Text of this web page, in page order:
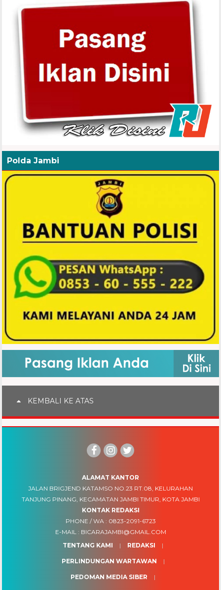
Polda Jambi
KEMBALI KE ATAS
ALAMAT KANTOR
JALAN BRIGJEND KATAMSO NO.23 RT.08, KELURAHAN
TANJUNG PINANG, KECAMATAN JAMBI TIMUR, KOTA JAMBI
KONTAK REDAKSI
PHONE / WA : 0823-2091-6723
E-MAIL : BICARAJAMBI@GMAIL.COM
TENTANG KAMI
REDAKSI
PERLINDUNGAN WARTAWAN
PEDOMAN MEDIA SIBER